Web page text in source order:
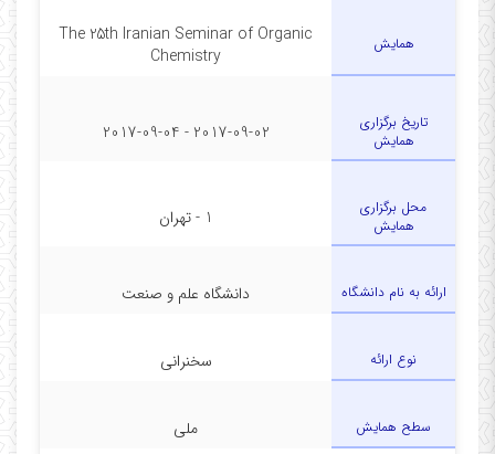
همایش
The 25th Iranian Seminar of Organic
Chemistry
تاریخ برگزاری
همایش
2017-09-02 - 2017-09-04
محل برگزاری
همایش
1 - تهران
ارائه به نام دانشگاه دانشگاه علم و صنعت
نوع ارائه سخنرانی
سطح همایش ملی